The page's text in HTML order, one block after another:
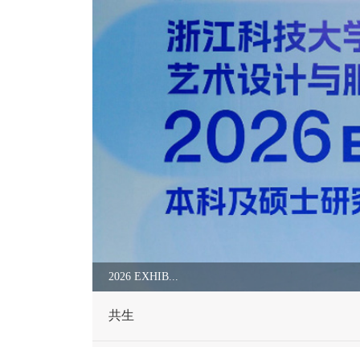
2026 EXHIB...
共生